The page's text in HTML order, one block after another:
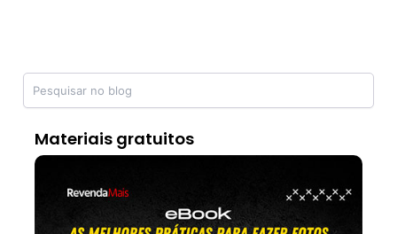
Materiais gratuitos